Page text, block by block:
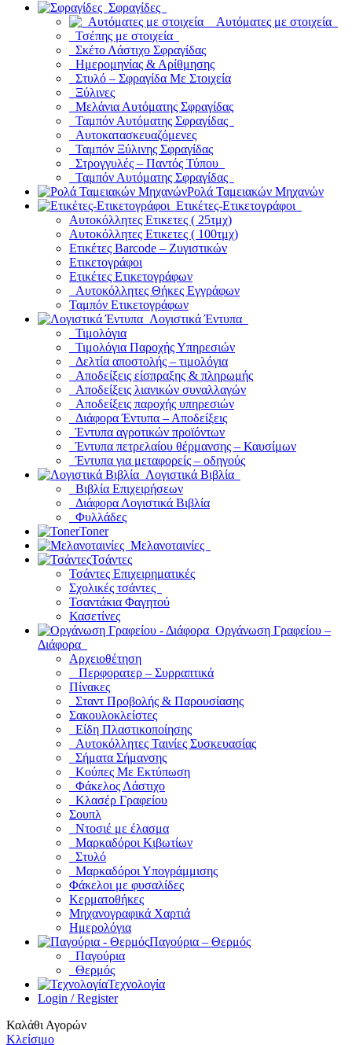
Σφραγίδες
Αυτόματες με στοιχεία
Τσέπης με στοιχεία
Σκέτο Λάστιχο Σφραγίδας
Ημερομηνίας & Αρίθμησης
Στυλό – Σφραγίδα Με Στοιχεία
Ξύλινες
Μελάνια Αυτόματης Σφραγίδας
Ταμπόν Αυτόματης Σφραγίδας
Αυτοκατασκευαζόμενες
Ταμπόν Ξύλινης Σφραγίδας
Στρογγυλές – Παντός Τύπου
Ταμπόν Αυτόματης Σφραγίδας
Ρολά Ταμειακών Μηχανών
Ετικέτες-Ετικετογράφοι
Αυτοκόλλητες Ετικετες ( 25τμχ)
Αυτοκόλλητες Ετικετες ( 100τμχ)
Ετικέτες Barcode – Ζυγιστικών
Ετικετογράφοι
Ετικέτες Ετικετογράφων
Αυτοκόλλητες Θήκες Εγγράφων
Ταμπόν Ετικετογράφων
Λογιστικά Έντυπα
Τιμολόγια
Τιμολόγια Παροχής Υπηρεσιών
Δελτία αποστολής – τιμολόγια
Αποδείξεις είσπραξης & πληρωμής
Αποδείξεις λιανικών συναλλαγών
Αποδείξεις παροχής υπηρεσιών
Διάφορα Έντυπα – Αποδείξεις
Έντυπα αγροτικών προϊόντων
Έντυπα πετρελαίου θέρμανσης – Καυσίμων
Έντυπα για μεταφορείς – οδηγούς
Λογιστικά Βιβλία
Βιβλία Επιχειρήσεων
Διάφορα Λογιστικά Βιβλία
Φυλλάδες
Toner
Μελανοταινίες
Τσάντες
Τσάντες Επιχειρηματικές
Σχολικές τσάντες
Τσαντάκια Φαγητού
Κασετίνες
Οργάνωση Γραφείου –
Διάφορα
Αρχειοθέτηση
Περφορατερ – Συρραπτικά
Πίνακες
Σταντ Προβολής & Παρουσίασης
Σακουλοκλείστες
Είδη Πλαστικοποίησης
Αυτοκόλλητες Ταινίες Συσκευασίας
Σήματα Σήμανσης
Κούπες Με Εκτύπωση
Φάκελος Λάστιχο
Κλασέρ Γραφείου
Σουπλ
Ντοσιέ με έλασμα
Μαρκαδόροι Κιβωτίων
Στυλό
Μαρκαδόροι Υπογράμμισης
Φάκελοι με φυσαλίδες
Κερματοθήκες
Μηχανογραφικά Χαρτιά
Ημερολόγια
Παγούρια – Θερμός
Παγούρια
Θερμός
Τεχνολογία
Login / Register
Καλάθι Αγορών
Κλείσιμο